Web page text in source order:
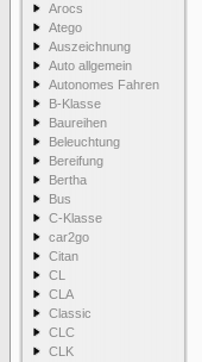
Arocs
Atego
Auszeichnung
Auto allgemein
Autonomes Fahren
B-Klasse
Baureihen
Beleuchtung
Bereifung
Bertha
Bus
C-Klasse
car2go
Citan
CL
CLA
Classic
CLC
CLK